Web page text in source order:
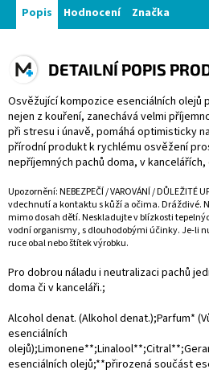
Popis Hodnocení Značka
DETAILNÍ POPIS
Osvěžující kompozice esenciálních olejů
nejen z kouření, zanechává velmi
při stresu i únavě, pomáhá optimisticky
přírodní produkt k rychlému osvěžení
nepříjemných pachů doma, v
Upozornění: NEBEZPEČÍ / VAROVÁNÍ /
vdechnutí a kontaktu s kůží a očima. Dráždivé.
mimo dosah dětí. Neskladujte v blízkosti
vodní organismy, s dlouhodobými účinky. Je-li
ruce obal nebo štítek výrobku.
Pro dobrou náladu i neutralizaci pachů
doma či v kanceláři.;
Alcohol denat. (Alkohol denat.);Parfum*
esenciálních
esenciálních olejů;**přirozená součást